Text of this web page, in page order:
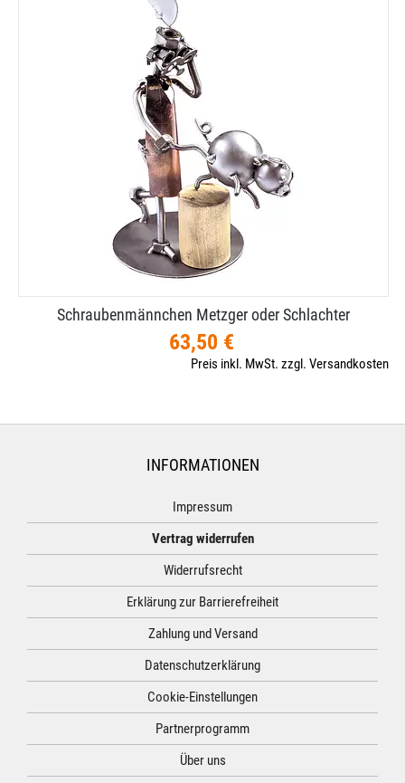
Schraubenmännchen Metzger oder Schlachter
63,50 €
Preis inkl. MwSt. zzgl. Versandkosten
INFORMATIONEN
Impressum
Vertrag widerrufen
Widerrufsrecht
Erklärung zur Barrierefreiheit
Zahlung und Versand
Datenschutzerklärung
Cookie-Einstellungen
Partnerprogramm
Über uns